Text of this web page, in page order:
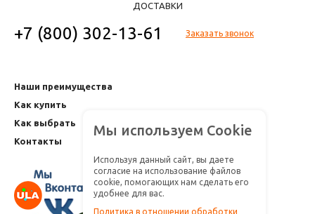
ДОСТАВКИ
+7 (800) 302-13-61 Заказать звонок
Наши преимущества
Как купить
Как выбрать
Контакты
Мы используем Cookie
Используя данный сайт, вы даете
согласие на использование файлов
cookie, помогающих нам сделать его
удобнее для вас.
Политика в отношении обработки